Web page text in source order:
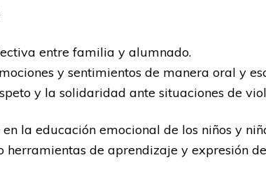
entre familia y alumnado.
y sentimientos de manera oral y
y la solidaridad ante situaciones de
la educación emocional de los niños y
de aprendizaje y expresión